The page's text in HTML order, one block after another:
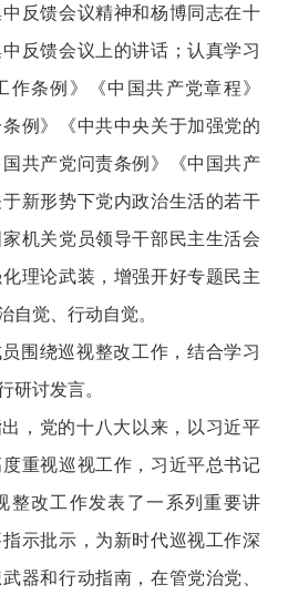
反馈会议精神和杨博同志在十
反馈会议上的讲话；认真学习
作条例》《中国共产党章程》
条例》《中共中央关于加强党的
共产党问责条例》《中国共产
新形势下党内政治生活的若干
机关党员领导干部民主生活会
理论武装，增强开好专题民主
自觉、行动自觉。
围绕巡视整改工作，结合学习
研讨发言。
，党的十八大以来，以习近平
重视巡视工作，习近平总书记
整改工作发表了一系列重要讲
示批示，为新时代巡视工作深
器和行动指南，在管党治党、